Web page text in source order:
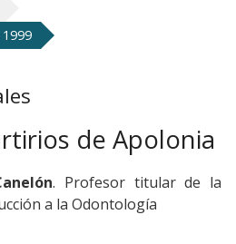
de Apolonia
. Profesor titular de la
a la Odontología